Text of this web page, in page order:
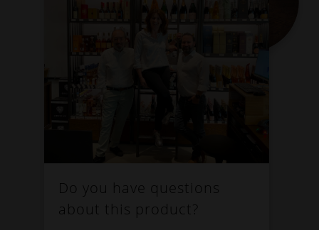
Do you have questions
about this product?